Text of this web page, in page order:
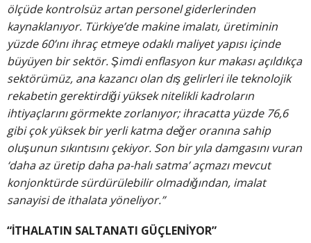
ölçüde kontrolsüz artan personel giderlerinden
kaynaklanıyor. Türkiye’de makine imalatı, üretiminin
yüzde 60’ını ihraç etmeye odaklı maliyet yapısı içinde
büyüyen bir sektör. Şimdi enflasyon kur makası açıldıkça
sektörümüz, ana kazancı olan dış gelirleri ile teknolojik
rekabetin gerektirdiği yüksek nitelikli kadroların
ihtiyaçlarını görmekte zorlanıyor; ihracatta yüzde 76,6
gibi çok yüksek bir yerli katma değer oranına sahip
oluşunun sıkıntısını çekiyor. Son bir yıla damgasını vuran
‘daha az üretip daha pa-halı satma’ açmazı mevcut
konjonktürde sürdürülebilir olmadığından, imalat
sanayisi de ithalata yöneliyor.”
“İTHALATIN SALTANATI GÜÇLENİYOR”